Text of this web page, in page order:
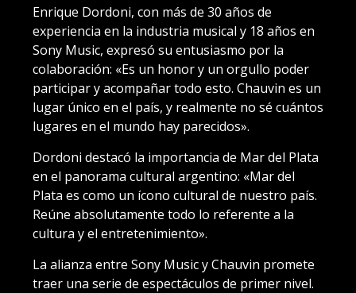
Enrique Dordoni, con más de 30 años de
experiencia en la industria musical y 18 años en
Sony Music, expresó su entusiasmo por la
colaboración: «Es un honor y un orgullo poder
participar y acompañar todo esto. Chauvin es un
lugar único en el país, y realmente no sé cuántos
lugares en el mundo hay parecidos».
Dordoni destacó la importancia de Mar del Plata
en el panorama cultural argentino: «Mar del
Plata es como un ícono cultural de nuestro país.
Reúne absolutamente todo lo referente a la
cultura y el entretenimiento».
La alianza entre Sony Music y Chauvin promete
traer una serie de espectáculos de primer nivel.